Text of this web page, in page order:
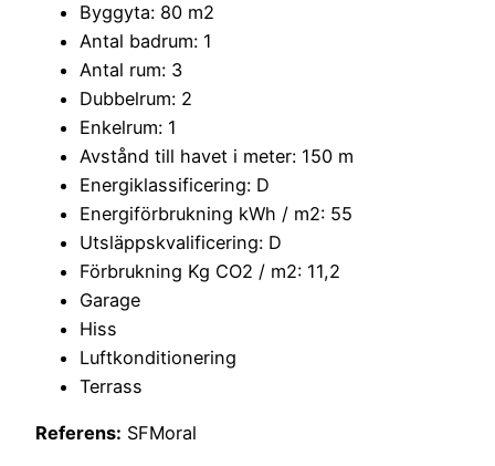
Byggyta: 80 m2
Antal badrum: 1
Antal rum: 3
Dubbelrum: 2
Enkelrum: 1
Avstånd till havet i meter: 150 m
Energiklassificering: D
Energiförbrukning kWh / m2: 55
Utsläppskvalificering: D
Förbrukning Kg CO2 / m2: 11,2
Garage
Hiss
Luftkonditionering
Terrass
Referens: SFMoral